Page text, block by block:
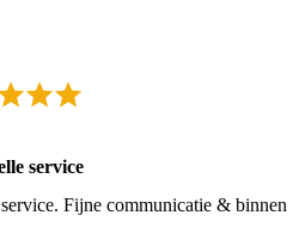
service
Fijne communicatie &